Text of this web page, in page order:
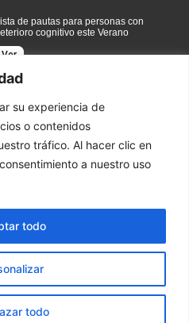
su experiencia de
o contenidos
tráfico. Al hacer clic en
a nuestro uso
todo
todo
de pautas para personas con
cognitivo este Verano
Ver
Neurona |Aviso Legal|Política